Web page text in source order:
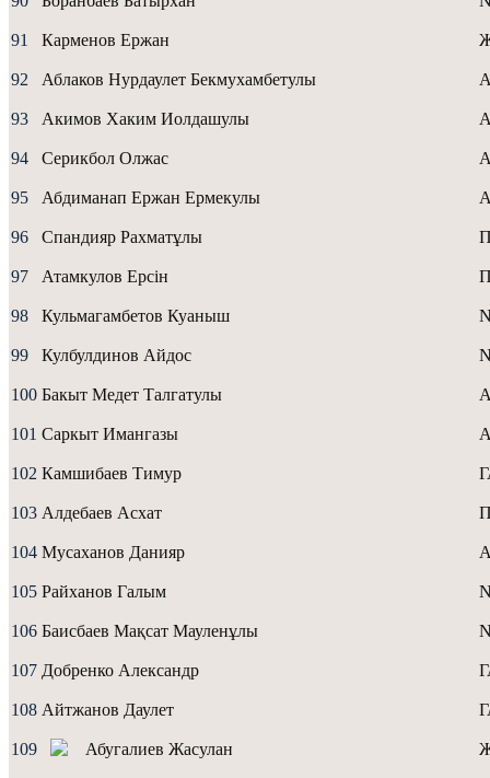
91 Карменов Ержан
92 Аблаков Нурдаулет Бекмухамбетулы
93 Акимов Хаким Иолдашулы
94 Серикбол Олжас
95 Абдиманап Ержан Ермекулы
96 Спандияр Рахматұлы
97 Атамкулов Ерсін
98 Кульмагамбетов Куаныш
99 Кулбулдинов Айдос
100 Бакыт Медет Талгатулы
101 Саркыт Имангазы
102 Камшибаев Тимур
103 Алдебаев Асхат
104 Мусаханов Данияр
105 Райханов Галым
106 Баисбаев Мақсат Мауленұлы
107 Добренко Александр
108 Айтжанов Даулет
109 Абугалиев Жасулан